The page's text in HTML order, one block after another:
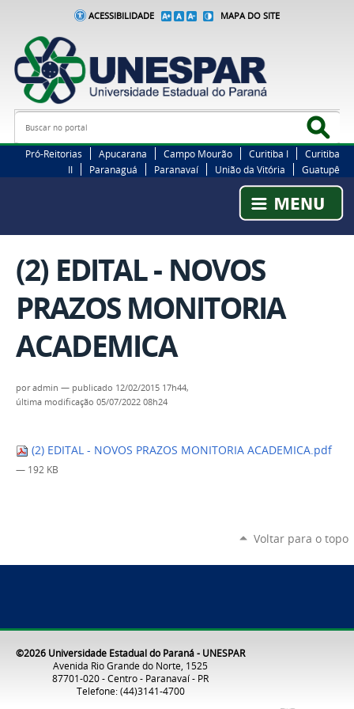
ACESSIBILIDADE MAPA DO SITE
Busca
Pró-Reitorias Apucarana Campo Mourão Curitiba I
Curitiba
II
Paranaguá Paranavaí União da Vitória Guatupê
(2) EDITAL - NOVOS
PRAZOS MONITORIA
ACADEMICA
poradmin — publicado 12/02/2015 17h44,
última modificação 05/07/2022 08h24
(2) EDITAL - NOVOS PRAZOS MONITORIA ACADEMICA.pdf
— 192 KB
Voltar para o topo
©2026 Universidade Estadual do Paraná - UNESPAR
Avenida Rio Grande do Norte, 1525
87701-020 - Centro - Paranavaí - PR
Telefone: (44)3141-4700